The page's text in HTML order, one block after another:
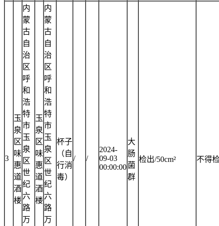
3
玉
泉
区
味
惠
道
酒
楼
内
蒙
古
自
治
区
呼
和
浩
特
市
玉
泉
区
世
纪
六
路
万
玉
泉
区
味
惠
道
酒
楼
内
蒙
古
自
治
区
呼
和
浩
特
市
玉
泉
区
世
纪
六
路
万
杯子
（自
行消
毒）
/ /
2024-
09-03
00:00:00
大
肠
菌
群
检出/50cm² 不得